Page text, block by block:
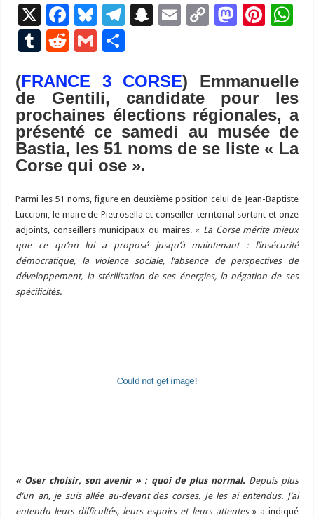
X
F
ac
e
b
o
o
k
Bl
u
es
ky
T
gr
a
m
S
p
c
h
at
E
l
C
y
Li
n
k
M
d
o
n
Pi
es
t
p
p
T
m
bl
r
R
d
di
t
G
ai
l
ta
g
er
(FRANCE 3 CORSE) Emmanuelle
de Gentili, candidate pour les
prochaines élections régionales, a
présenté ce samedi au musée de
Bastia, les 51 noms de se liste « La
Corse qui ose ».
Parmi les 51 noms, figure en deuxième position celui de Jean-Baptiste
Luccioni, le maire de Pietrosella et conseiller territorial sortant et onze
adjoints, conseillers municipaux ou maires. « La Corse mérite mieux
que ce qu’on lui a proposé jusqu’à maintenant : l’insécurité
démocratique, la violence sociale, l’absence de perspectives de
développement, la stérilisation de ses énergies, la négation de ses
spécificités.
« Oser choisir, son avenir » : quoi de plus normal.Depuis plus
d’un an, je suis allée au-devant des corses. Je les ai entendus. J’ai
entendu leurs difficultés, leurs espoirs et leurs attentes» a indiqué